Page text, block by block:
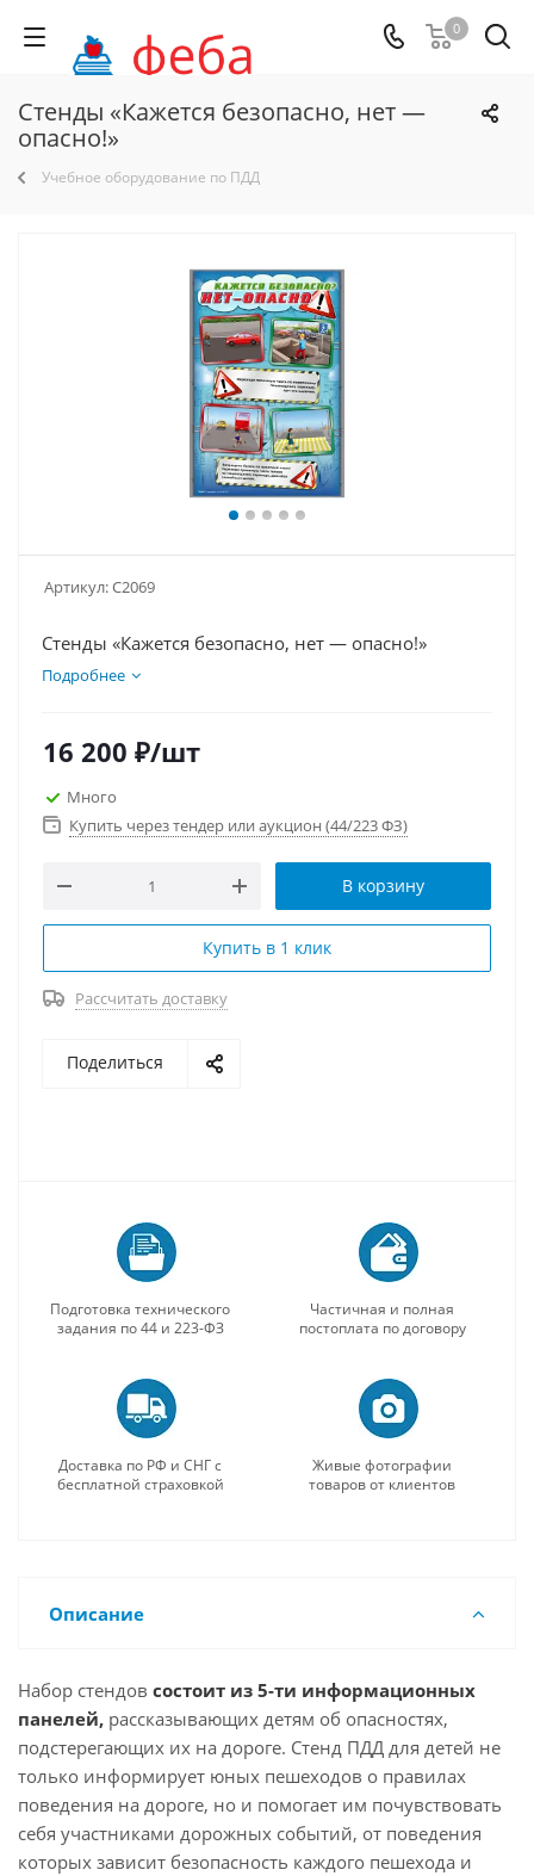
0
Стенды «Кажется безопасно, нет —
опасно!»
Учебное оборудование по ПДД
Артикул:С2069
Стенды «Кажется безопасно, нет — опасно!»
Подробнее
16 200 ₽/шт
Много
Купить через тендер или аукцион (44/223 ФЗ)
В корзину
Купить в 1 клик
Рассчитать доставку
Поделиться
Подготовка технического
задания по 44 и 223-ФЗ
Частичная и полная
постоплата по договору
Доставка по РФ и СНГ с
бесплатной страховкой
Живые фотографии
товаров от клиентов
Описание
Набор стендов состоит из 5-ти информационных
панелей, рассказывающих детям об опасностях,
подстерегающих их на дороге. Стенд ПДД для детей не
только информирует юных пешеходов о правилах
поведения на дороге, но и помогает им почувствовать
себя участниками дорожных событий, от поведения
которых зависит безопасность каждого пешехода и